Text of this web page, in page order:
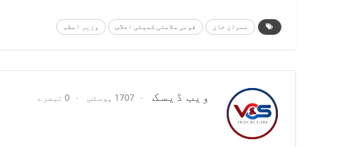
عمران خان قومی سلامتی کمیٹی اجلاس وزیر اعظم
ویب ڈیسک 1707 پوسٹس 0 تبصرے